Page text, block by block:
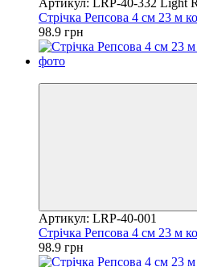
Стрічка Репсова 4 см 23 м
98.9 грн
Артикул: LRP-40-001
Стрічка Репсова 4 см 23 м
98.9 грн